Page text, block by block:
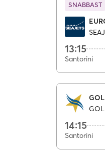
SNABBAST
13:15
Santorini
14:15
Santorini